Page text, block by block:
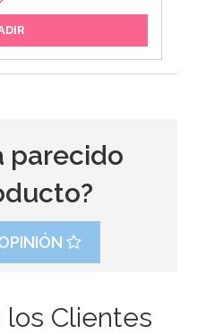
parecido
los Clientes